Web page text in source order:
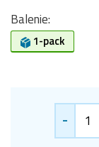
Balenie:
1-pack
-